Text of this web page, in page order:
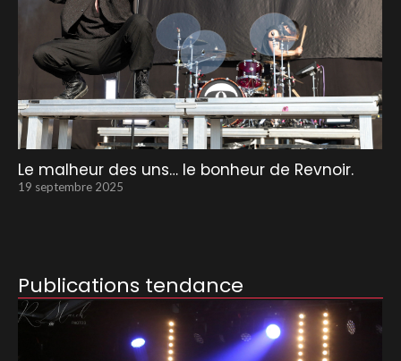
Le malheur des uns… le bonheur de Revnoir.
19 septembre 2025
Publications tendance